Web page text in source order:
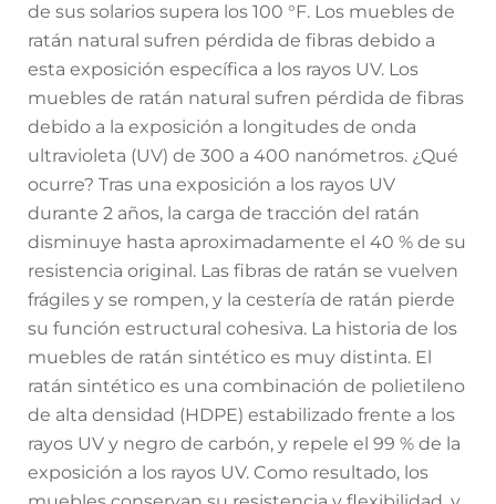
de sus solarios supera los 100 °F. Los muebles de
ratán natural sufren pérdida de fibras debido a
esta exposición específica a los rayos UV. Los
muebles de ratán natural sufren pérdida de fibras
debido a la exposición a longitudes de onda
ultravioleta (UV) de 300 a 400 nanómetros. ¿Qué
ocurre? Tras una exposición a los rayos UV
durante 2 años, la carga de tracción del ratán
disminuye hasta aproximadamente el 40 % de su
resistencia original. Las fibras de ratán se vuelven
frágiles y se rompen, y la cestería de ratán pierde
su función estructural cohesiva. La historia de los
muebles de ratán sintético es muy distinta. El
ratán sintético es una combinación de polietileno
de alta densidad (HDPE) estabilizado frente a los
rayos UV y negro de carbón, y repele el 99 % de la
exposición a los rayos UV. Como resultado, los